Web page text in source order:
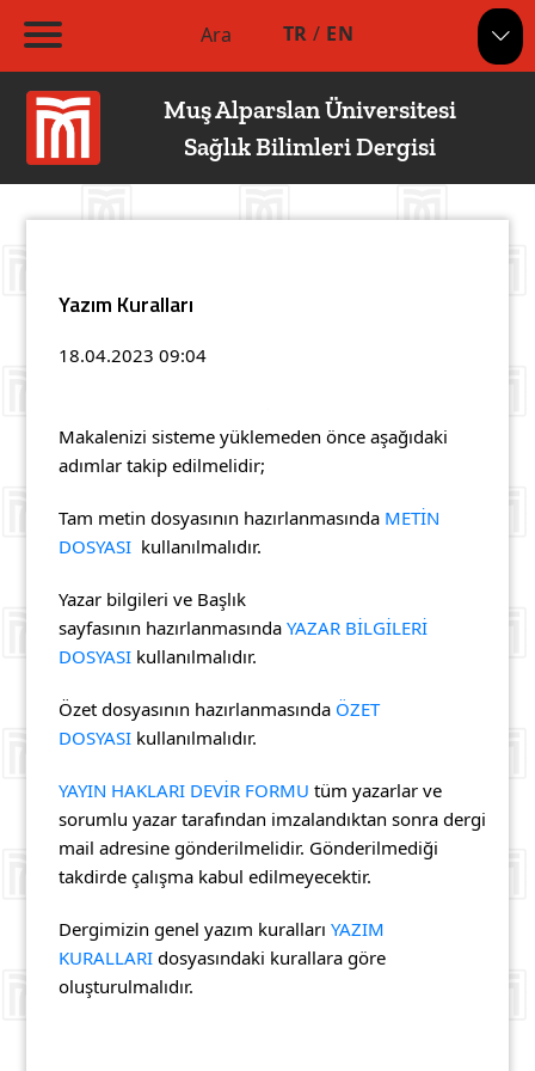
Ara TR / EN
Muş Alparslan Üniversitesi
Sağlık Bilimleri Dergisi
Yazım Kuralları
18.04.202309:04
Makalenizi sisteme yüklemeden önce aşağıdaki
adımlar takip edilmelidir;
Tam metin dosyasının hazırlanmasında METİN
DOSYASI kullanılmalıdır.
Yazar bilgileri ve Başlık
sayfasının hazırlanmasındaYAZAR BİLGİLERİ
DOSYASI kullanılmalıdır.
Özet dosyasının hazırlanmasında ÖZET
DOSYASI kullanılmalıdır.
YAYIN HAKLARI DEVİR FORMU tüm yazarlar ve
sorumlu yazar tarafından imzalandıktan sonra dergi
mail adresine gönderilmelidir. Gönderilmediği
takdirde çalışma kabul edilmeyecektir.
Dergimizin genel yazım kurallarıYAZIM
KURALLARIdosyasındaki kurallara göre
oluşturulmalıdır.